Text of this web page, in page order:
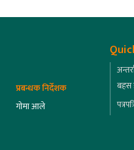
प्रबन्धक निर्देशक
गोमा आले
बहस